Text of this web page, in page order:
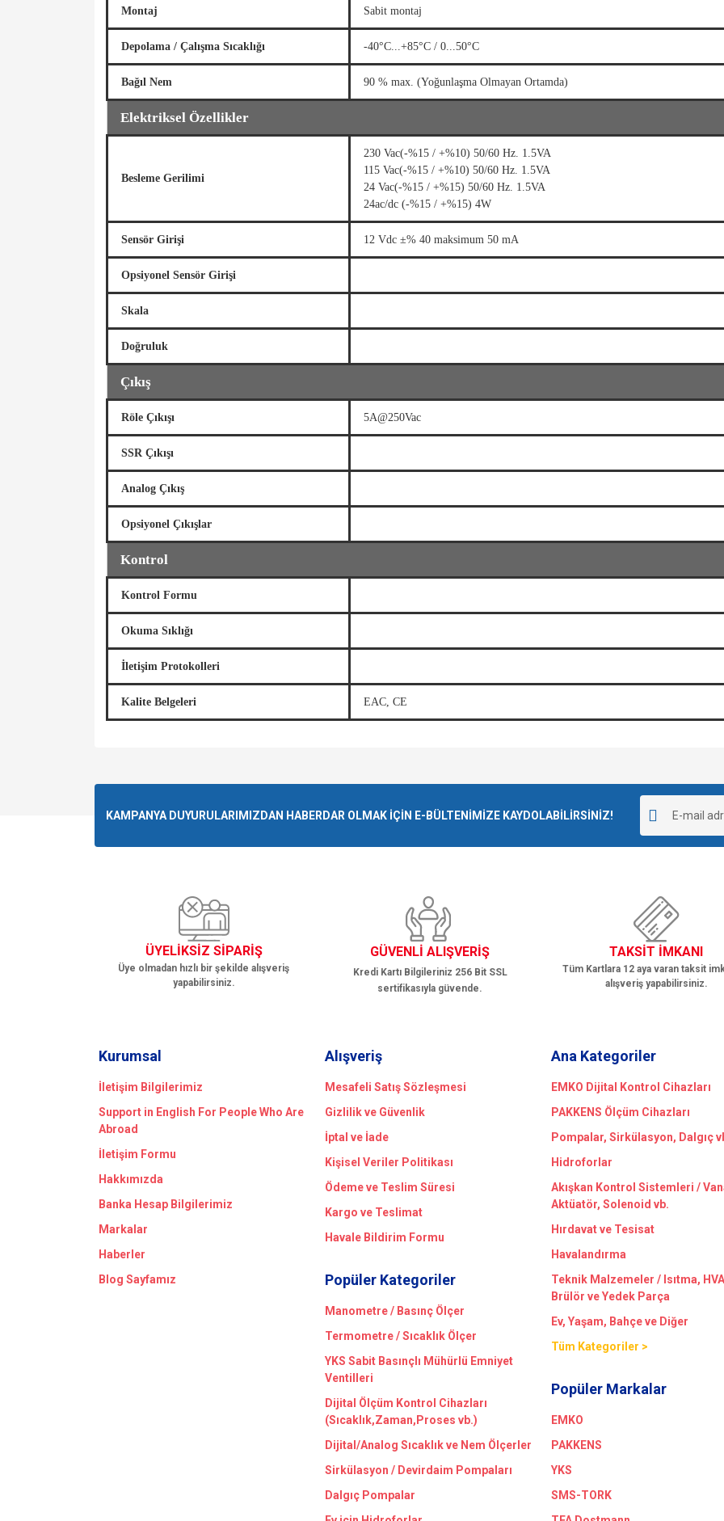
Montaj Sabit montaj
Depolama / Çalışma Sıcaklığı -40°C...+85°C / 0...50°C
Bağıl Nem 90 % max. (Yoğunlaşma Olmayan Ortamda)
Elektriksel Özellikler
Besleme Gerilimi
230 Vac(-%15 / +%10) 50/60 Hz. 1.5VA
115 Vac(-%15 / +%10) 50/60 Hz. 1.5VA
24 Vac(-%15 / +%15) 50/60 Hz. 1.5VA
24ac/dc (-%15 / +%15) 4W
Sensör Girişi 12 Vdc ±% 40 maksimum 50 mA
Opsiyonel Sensör Girişi
Skala
Doğruluk
Çıkış
Röle Çıkışı 5A@250Vac
SSR Çıkışı
Analog Çıkış
Opsiyonel Çıkışlar
Kontrol
Kontrol Formu
Okuma Sıklığı
İletişim Protokolleri
Kalite Belgeleri EAC, CE
Ürün resmi kalitesiz, bozuk veya görüntülenemiyor.
Bu ürüne benzer farklı alternatifler olmalı.
KAMPANYA DUYURULARIMIZDAN HABERDAR OLMAK İÇİN E-BÜLTENİMİZE KAYDOLABİLİRSİNİZ!
ÜYELİKSİZ SİPARİŞ
Üye olmadan hızlı bir şekilde alışveriş
yapabilirsiniz.
GÜVENLİ ALIŞVERİŞ
Kredi Kartı Bilgileriniz 256 Bit SSL
sertifikasıyla güvende.
TAKSİT İMKANI
Tüm Kartlara 12 aya varan taksit
alışveriş yapabilirsiniz.
Kurumsal
İletişim Bilgilerimiz
Support in English For People Who Are
Abroad
İletişim Formu
Hakkımızda
Banka Hesap Bilgilerimiz
Markalar
Haberler
Blog Sayfamız
Alışveriş
Mesafeli Satış Sözleşmesi
Gizlilik ve Güvenlik
İptal ve İade
Kişisel Veriler Politikası
Ödeme ve Teslim Süresi
Kargo ve Teslimat
Havale Bildirim Formu
Popüler Kategoriler
Manometre / Basınç Ölçer
Termometre / Sıcaklık Ölçer
YKS Sabit Basınçlı Mühürlü Emniyet
Ventilleri
Dijital Ölçüm Kontrol Cihazları
(Sıcaklık,Zaman,Proses vb.)
Dijital/Analog Sıcaklık ve Nem Ölçerler
Sirkülasyon / Devirdaim Pompaları
Dalgıç Pompalar
Ana Kategoriler
EMKO Dijital Kontrol Cihazları
PAKKENS Ölçüm Cihazları
Pompalar, Sirkülasyon, Dalgıç
Hidroforlar
Akışkan Kontrol Sistemleri /
Aktüatör, Solenoid vb.
Hırdavat ve Tesisat
Havalandırma
Teknik Malzemeler / Isıtma,
Brülör ve Yedek Parça
Ev, Yaşam, Bahçe ve Diğer
Tüm Kategoriler >
Popüler Markalar
EMKO
PAKKENS
YKS
SMS-TORK